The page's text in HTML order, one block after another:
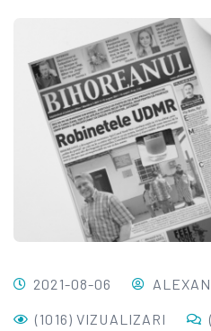
2021-08-06
(1016) VIZUALIZARI